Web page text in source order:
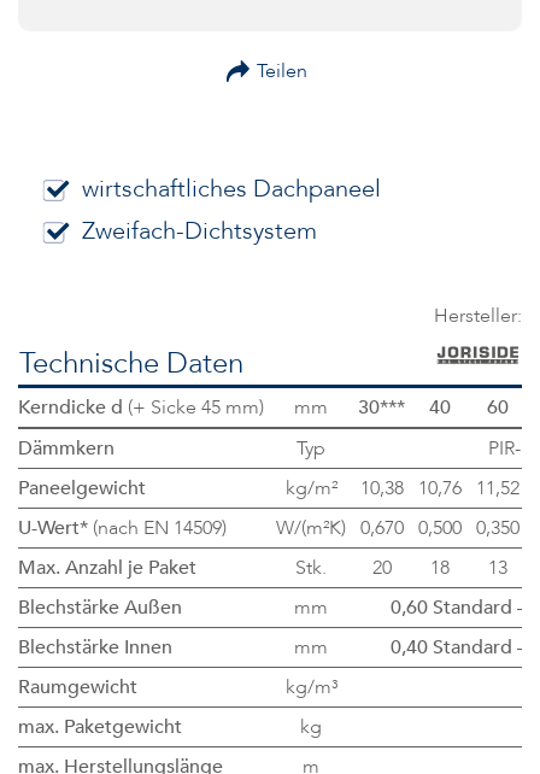
Teilen
wirtschaftliches Dachpaneel
Zweifach-Dichtsystem
Hersteller:
Technische Daten
Kerndicke d (+ Sicke 45 mm) mm 30*** 40
60
Dämmkern
Typ
PIR-
Paneelgewicht
kg/m² 10,38 10,76 11,52
U-Wert* (nach EN 14509) W/(m²K) 0,670 0,500 0,350
Max. Anzahl je Paket
Stk. 20 18
13
Blechstärke Außen
mm 0,60 Standard –
Blechstärke Innen
mm 0,40 Standard –
Raumgewicht
kg/m³
max. Paketgewicht
kg
max. Herstellungslänge
m